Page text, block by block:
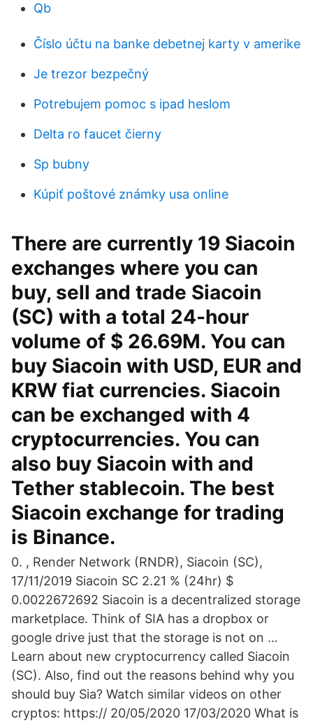
Qb
Číslo účtu na banke debetnej karty v amerike
Je trezor bezpečný
Potrebujem pomoc s ipad heslom
Delta ro faucet čierny
Sp bubny
Kúpiť poštové známky usa online
There are currently 19 Siacoin
exchanges where you can
buy, sell and trade Siacoin
(SC) with a total 24-hour
volume of $ 26.69M. You can
buy Siacoin with USD, EUR and
KRW fiat currencies. Siacoin
can be exchanged with 4
cryptocurrencies. You can
also buy Siacoin with and
Tether stablecoin. The best
Siacoin exchange for trading
is Binance.
0. , Render Network (RNDR), Siacoin (SC),
17/11/2019 Siacoin SC 2.21 % (24hr) $
0.0022672692 Siacoin is a decentralized storage
marketplace. Think of SIA has a dropbox or
google drive just that the storage is not on …
Learn about new cryptocurrency called Siacoin
(SC). Also, find out the reasons behind why you
should buy Sia? Watch similar videos on other
cryptos: https:// 20/05/2020 17/03/2020 What is